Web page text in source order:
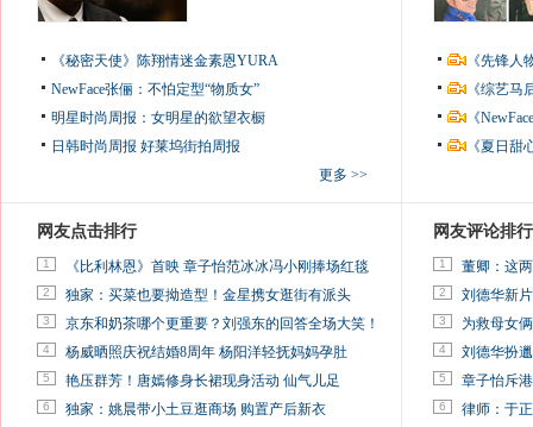
《秘密天使》陈翔情迷金素恩YURA
NewFace张俪：不怕定型“物质女”
明星时尚周报：女明星的欲望衣橱
日韩时尚周报 好莱坞街拍周报
更多 >>
《先锋
《综艺
《
《夏日
网友点击排行
1 《比利林恩》首映 章子怡范冰冰冯小刚捧场红毯
2 独家：买菜也要拗造型！金星携女逛街有派头
3 京东和奶茶哪个更重要？刘强东的回答全场大笑！
4 杨威晒照庆祝结婚8周年 杨阳洋轻抚妈妈孕肚
5 艳压群芳！唐嫣修身长裙现身活动 仙气儿足
6 独家：姚晨带小土豆逛商场 购置产后新衣
网友评论排行
1 董卿：这
2 刘德华新
3 为救母女
4 刘德华扮
5 章子怡斥
6 律师：于